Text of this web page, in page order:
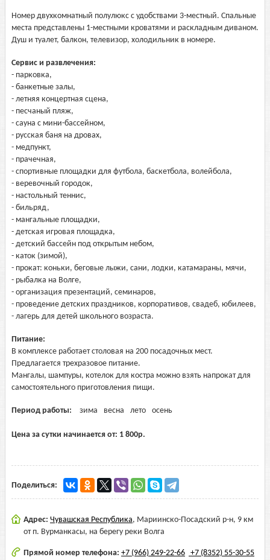
Номер двухкомнатный полулюкс с удобствами 3-местный. Спальные
места представлены 1-местными кроватями и раскладным диваном.
Душ и туалет, балкон, телевизор, холодильник в номере.
Сервис и развлечения:
- парковка,
- банкетные залы,
- летняя концертная сцена,
- песчаный пляж,
- сауна с мини-бассейном,
- русская баня на дровах,
- медпункт,
- прачечная,
- спортивные площадки для футбола, баскетбола, волейбола,
- веревочный городок,
- настольный теннис,
- бильряд,
- мангальные площадки,
- детская игровая площадка,
- детский бассейн под открытым небом,
- каток (зимой),
- прокат: коньки, беговые лыжи, сани, лодки, катамараны, мячи,
- рыбалка на Волге,
- организация презентаций, семинаров,
- проведение детских праздников, корпоративов, свадеб, юбилеев,
- лагерь для детей школьного возраста.
Питание:
В комплексе работает столовая на 200 посадочных мест.
Предлагается трехразовое питание.
Мангалы, шампуры, котелок для костра можно взять напрокат для
самостоятельного приготовления пищи.
Период работы: зима весна лето осень
Цена за сутки начинается от: 1 800р.
Поделиться:
Адрес: Чувашская Республика, Мариинско-Посадский р-н, 9 км
от п. Вурманкасы, на берегу реки Волга
Прямой номер телефона: +7 (966) 249-22-66 +7 (8352) 55-30-55